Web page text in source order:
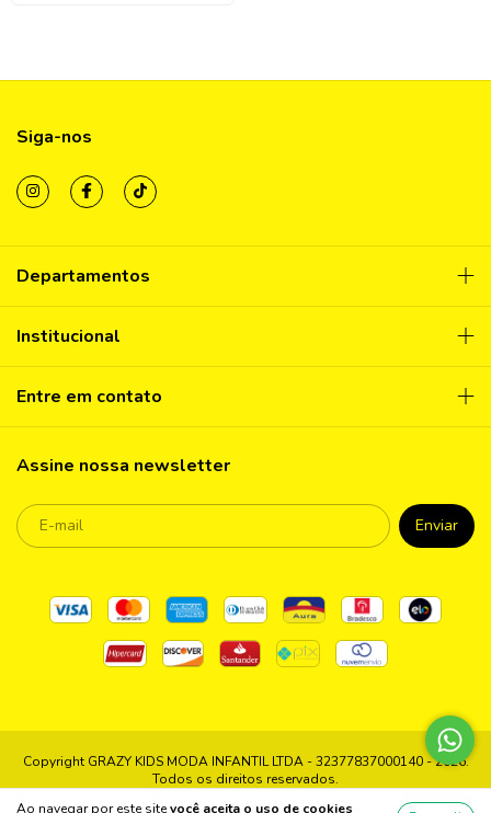
Ao navegar por este sitevocê aceita o uso de cookies
Siga-nos
Departamentos
Institucional
Entre em contato
Assine nossa newsletter
Copyright GRAZY KIDS MODA INFANTIL LTDA - 32377837000140 - 2026.
Todos os direitos reservados.